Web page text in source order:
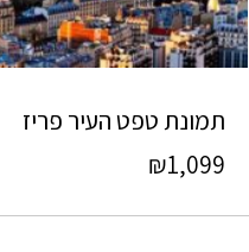
תמונת טפט העיר פריז
₪1,099